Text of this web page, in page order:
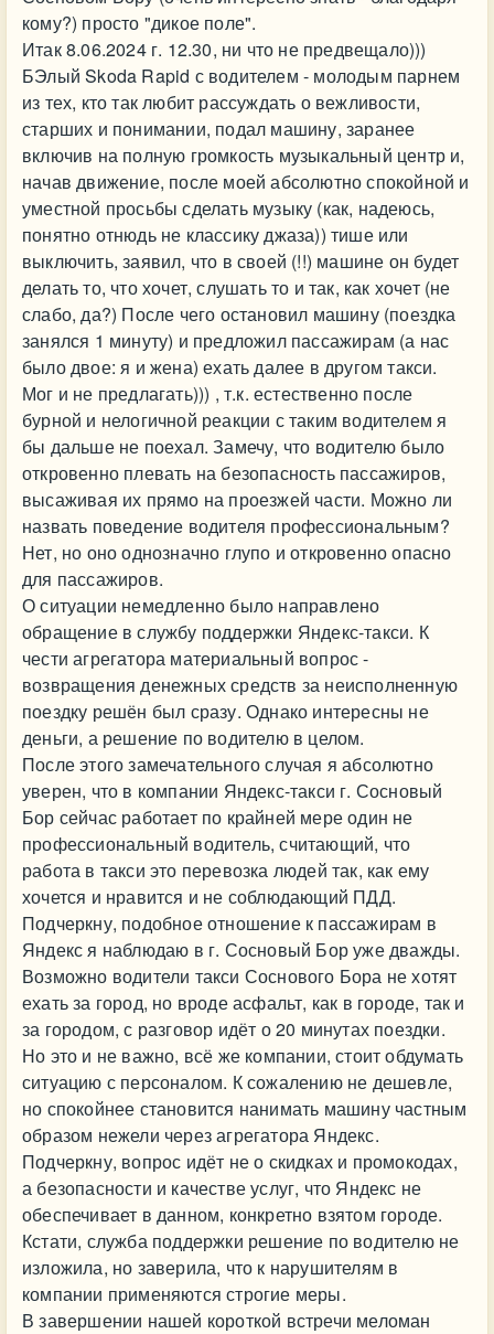
кому?) просто "дикое поле".
Итак 8.06.2024 г. 12.30, ни что не предвещало)))
БЭлый Skoda Rapid с водителем - молодым парнем
из тех, кто так любит рассуждать о вежливости,
старших и понимании, подал машину, заранее
включив на полную громкость музыкальный центр и,
начав движение, после моей абсолютно спокойной и
уместной просьбы сделать музыку (как, надеюсь,
понятно отнюдь не классику джаза)) тише или
выключить, заявил, что в своей (!!) машине он будет
делать то, что хочет, слушать то и так, как хочет (не
слабо, да?) После чего остановил машину (поездка
занялся 1 минуту) и предложил пассажирам (а нас
было двое: я и жена) ехать далее в другом такси.
Мог и не предлагать))) , т.к. естественно после
бурной и нелогичной реакции с таким водителем я
бы дальше не поехал. Замечу, что водителю было
откровенно плевать на безопасность пассажиров,
высаживая их прямо на проезжей части. Можно ли
назвать поведение водителя профессиональным?
Нет, но оно однозначно глупо и откровенно опасно
для пассажиров.
О ситуации немедленно было направлено
обращение в службу поддержки Яндекс-такси. К
чести агрегатора материальный вопрос -
возвращения денежных средств за неисполненную
поездку решён был сразу. Однако интересны не
деньги, а решение по водителю в целом.
После этого замечательного случая я абсолютно
уверен, что в компании Яндекс-такси г. Сосновый
Бор сейчас работает по крайней мере один не
профессиональный водитель, считающий, что
работа в такси это перевозка людей так, как ему
хочется и нравится и не соблюдающий ПДД.
Подчеркну, подобное отношение к пассажирам в
Яндекс я наблюдаю в г. Сосновый Бор уже дважды.
Возможно водители такси Соснового Бора не хотят
ехать за город, но вроде асфальт, как в городе, так и
за городом, с разговор идёт о 20 минутах поездки.
Но это и не важно, всё же компании, стоит обдумать
ситуацию с персоналом. К сожалению не дешевле,
но спокойнее становится нанимать машину частным
образом нежели через агрегатора Яндекс.
Подчеркну, вопрос идёт не о скидках и промокодах,
а безопасности и качестве услуг, что Яндекс не
обеспечивает в данном, конкретно взятом городе.
Кстати, служба поддержки решение по водителю не
изложила, но заверила, что к нарушителям в
компании применяются строгие меры.
В завершении нашей короткой встречи меломан